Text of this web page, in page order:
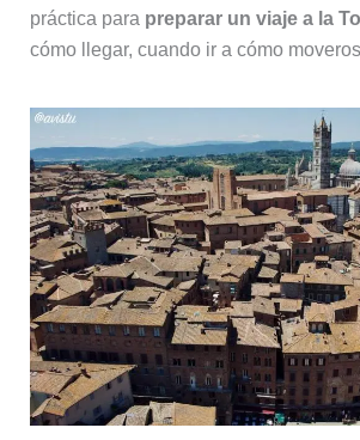
práctica para preparar un viaje a la
cómo llegar, cuando ir a cómo